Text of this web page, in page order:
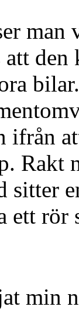
ifrån
Rakt
sitter
ett
min